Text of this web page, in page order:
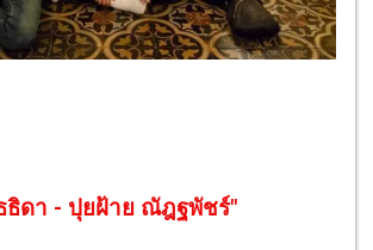
ธิดา - ปุยฝ้าย ณัฎฐพัชร์"